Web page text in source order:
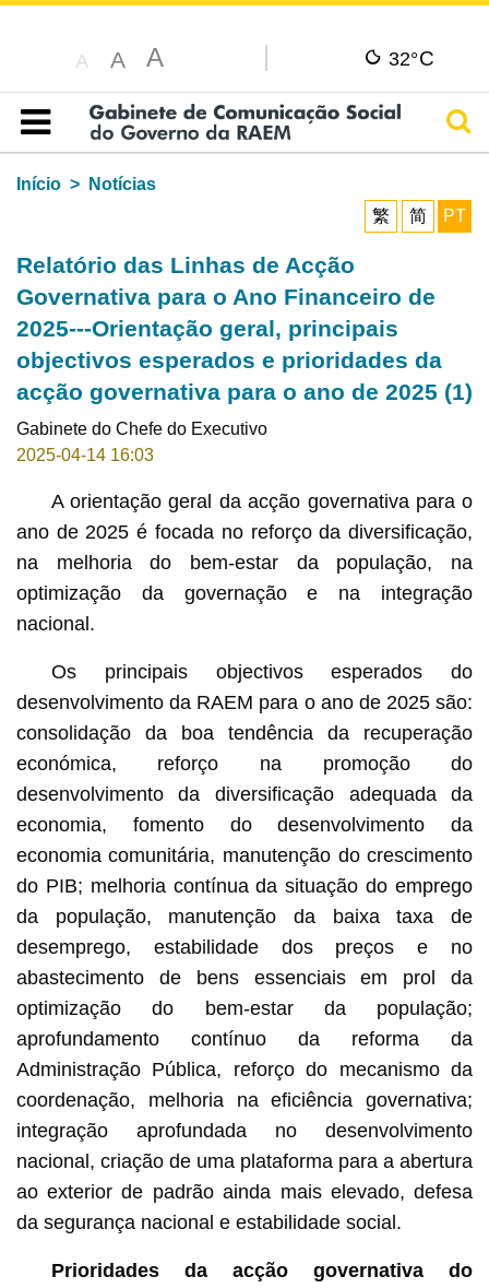
A A A 32°C
Índice
Início
Notícias
繁
简 PT
Relatório das Linhas de Acção
Governativa para o Ano Financeiro de
2025---Orientação geral, principais
objectivos esperados e prioridades da
acção governativa para o ano de 2025 (1)
Gabinete do Chefe do Executivo
2025-04-14 16:03
A orientação geral da acção governativa para o
ano de 2025 é focada no reforço da diversificação,
na melhoria do bem-estar da população, na
optimização da governação e na integração
nacional.
Os principais objectivos esperados do
desenvolvimento da RAEM para o ano de 2025 são:
consolidação da boa tendência da recuperação
económica, reforço na promoção do
desenvolvimento da diversificação adequada da
economia, fomento do desenvolvimento da
economia comunitária, manutenção do crescimento
do PIB; melhoria contínua da situação do emprego
da população, manutenção da baixa taxa de
desemprego, estabilidade dos preços e no
abastecimento de bens essenciais em prol da
optimização do bem-estar da população;
aprofundamento contínuo da reforma da
Administração Pública, reforço do mecanismo da
coordenação, melhoria na eficiência governativa;
integração aprofundada no desenvolvimento
nacional, criação de uma plataforma para a abertura
ao exterior de padrão ainda mais elevado, defesa
da segurança nacional e estabilidade social.
Prioridades da acção governativa do